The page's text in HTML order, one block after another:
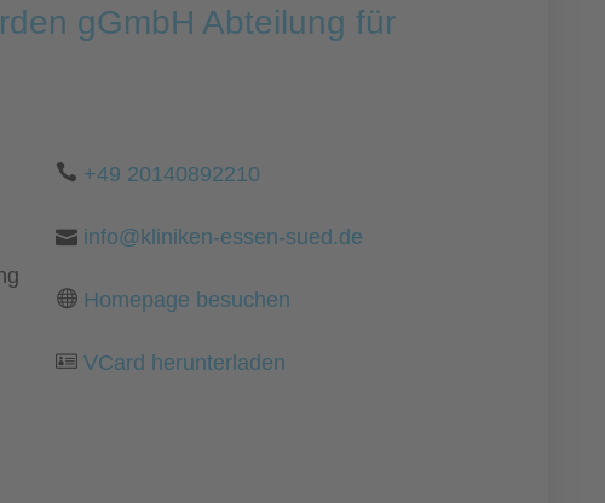
gGmbH Abteilung für
+49 20140892210
info@kliniken-essen-sued.de
Homepage besuchen
VCard herunterladen